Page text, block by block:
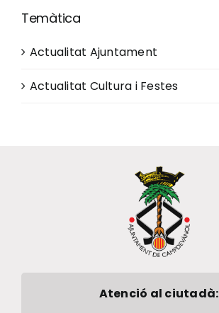
Temàtica
Actualitat Ajuntament
Actualitat Cultura i Festes
Atenció al ciutadà: